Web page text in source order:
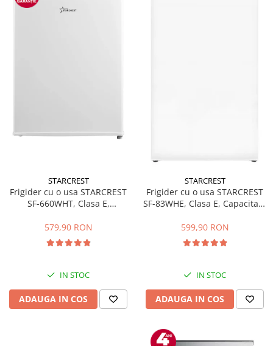
STARCREST
Frigider cu o usa STARCREST
SF-660WHT, Clasa E,
579,90 RON
IN STOC
ADAUGA IN COS
STARCREST
Frigider cu o usa STARCREST
SF-83WHE, Clasa E, Capacitate
Compartiment gheata, H 85
cm, Alb
599,90 RON
IN STOC
ADAUGA IN COS